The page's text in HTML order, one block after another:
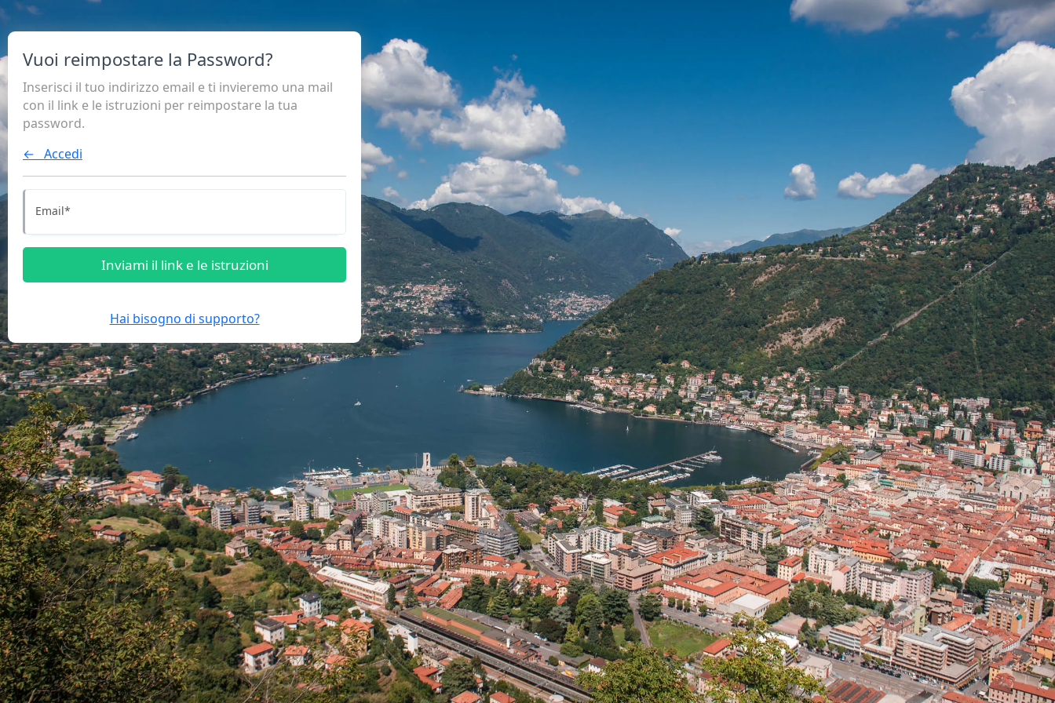
Vuoi reimpostare la Password?
Inserisci il tuo indirizzo email e ti invieremo una mail
con il link e le istruzioni per reimpostare la tua
password.
← Accedi
Email*
Inviami il link e le istruzioni
Hai bisogno di supporto?